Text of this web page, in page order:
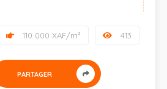
413
110 000 XAF/m²
PARTAGER